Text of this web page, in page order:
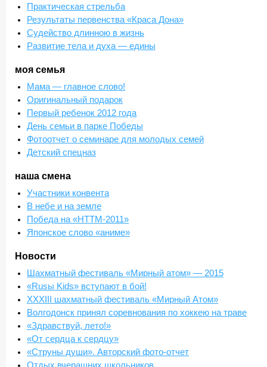
Практическая стрельба
Результаты первенства «Краса Дона»
Судейство длинною в жизнь
Развитие тела и духа — едины
моя семья
Мама — главное слово!
Оригинальный подарок
Первый ребенок 2012 года
День семьи в парке Победы
Фотоотчет о семинаре для молодых семей
Детский спецназ
наша смена
Участники конвента
В небе и на земле
Победа на «НТТМ-2011»
Японское слово «аниме»
Новости
Шахматный фестиваль «Мирный атом» — 2015
«Rusы Kids» вступают в бой!
XXXIII шахматный фестиваль «Мирный Атом»
Волгодонск принял соревнования по хоккею на траве
«Здравствуй, лето!»
«От сердца к сердцу»
«Струны души». Авторский фото-отчет